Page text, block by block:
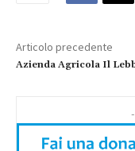
Articolo precedente
Azienda Agricola Il